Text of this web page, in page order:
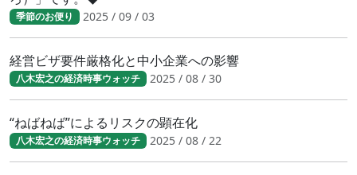
季節のお便り 2025 / 09 / 03
経営ビザ要件厳格化と中小企業への影響
八木宏之の経済時事ウォッチ 2025 / 08 / 30
“ねばねば”によるリスクの顕在化
八木宏之の経済時事ウォッチ 2025 / 08 / 22